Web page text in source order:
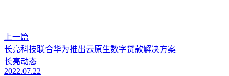
上一篇
长亮科技联合华为推出云原生数字贷款解决方案
长亮动态
2022.07.22